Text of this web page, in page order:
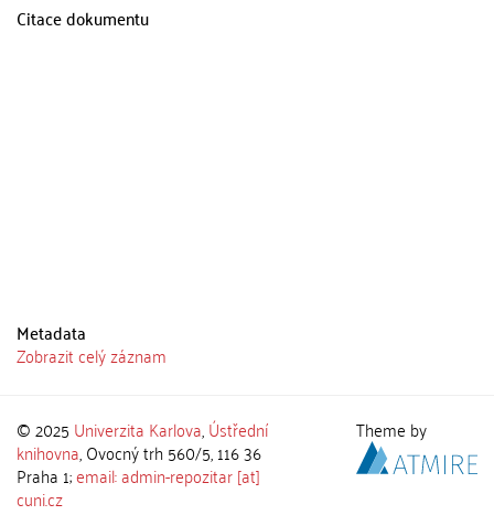
Citace dokumentu
Metadata
Zobrazit celý záznam
© 2025 Univerzita Karlova,Ústřední
knihovna, Ovocný trh 560/5, 116 36
Praha 1;email: admin-repozitar [at]
cuni.cz
Theme by